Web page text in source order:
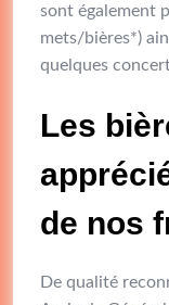
sont également
mets/bières*)
quelques
Les
de nos
De qualité